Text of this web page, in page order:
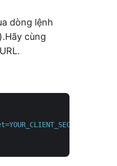
dòng lệnh
cùng